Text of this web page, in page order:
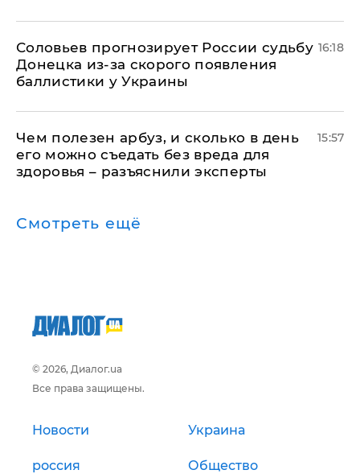
Соловьев прогнозирует России судьбу
Донецка из-за скорого появления
баллистики у Украины
16:18
Чем полезен арбуз, и сколько в день
его можно съедать без вреда для
здоровья – разъяснили эксперты
15:57
Смотреть ещё
© 2026, Диалог.ua
Все права защищены.
Новости Украина
россия Общество